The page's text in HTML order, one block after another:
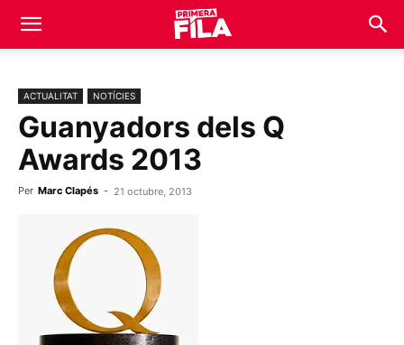
ACTUALITAT NOTÍCIES
Guanyadors dels Q
Awards 2013
Per Marc Clapés - 21 octubre, 2013